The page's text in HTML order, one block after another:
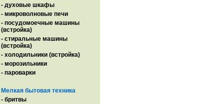
- духовые шкафы
- микроволновые печи
- посудомоечные машины
(встройка)
- стиральные машины
(встройка)
- холодильники (встройка)
- морозильники
- пароварки
.
Мелкая бытовая техника
- бритвы